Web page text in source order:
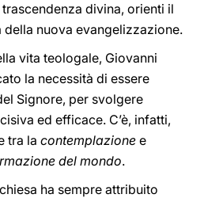
divina, orienti il
della nuova evangelizzazione.
vita teologale, Giovanni
la necessità di essere
Signore, per svolgere
ed efficace. C’è, infatti,
tra la contemplazione e
del mondo.
ha sempre attribuito